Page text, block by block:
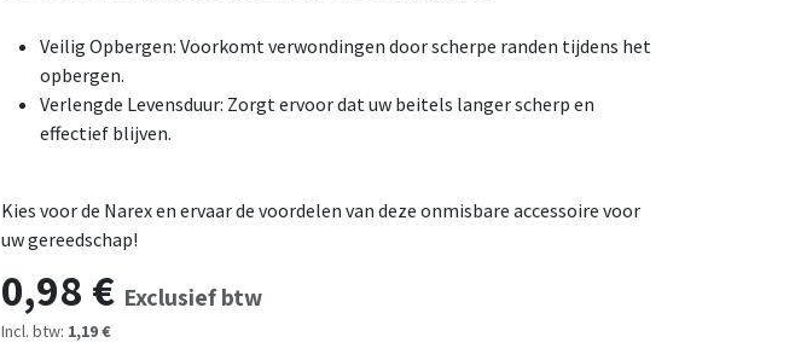
Veilig Opbergen: Voorkomt verwondingen door scherpe randen tijdens het
opbergen.
Verlengde Levensduur: Zorgt ervoor dat uw beitels langer scherp en
effectief blijven.
Kies voor de Narex en ervaar de voordelen van deze onmisbare accessoire voor
uw gereedschap!
0,98 € Exclusief btw
Incl. btw: 1,19 €